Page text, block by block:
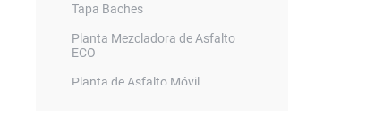
Tapa Baches
Planta Mezcladora de Asfalto
ECO
Planta de Asfalto Móvil